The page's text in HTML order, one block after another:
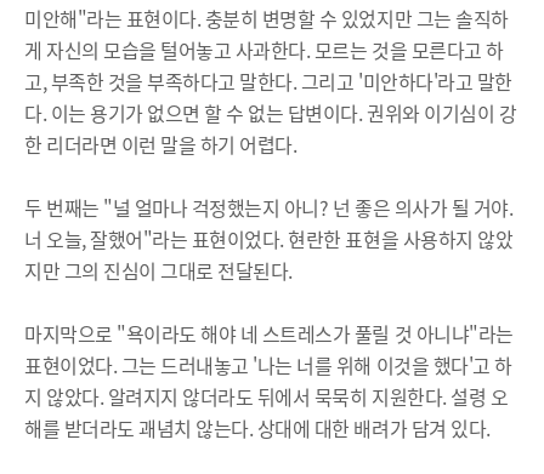
미안해"라는 표현이다. 충분히 변명할 수 있었지만 그는 솔직하
게 자신의 모습을 털어놓고 사과한다. 모르는 것을 모른다고 하
고, 부족한 것을 부족하다고 말한다. 그리고 '미안하다'라고 말한
다. 이는 용기가 없으면 할 수 없는 답변이다. 권위와 이기심이 강
한 리더라면 이런 말을 하기 어렵다.
두 번째는 "널 얼마나 걱정했는지 아니? 넌 좋은 의사가 될 거야.
너 오늘, 잘했어"라는 표현이었다. 현란한 표현을 사용하지 않았
지만 그의 진심이 그대로 전달된다.
마지막으로 "욕이라도 해야 네 스트레스가 풀릴 것 아니냐"라는
표현이었다. 그는 드러내놓고 '나는 너를 위해 이것을 했다'고 하
지 않았다. 알려지지 않더라도 뒤에서 묵묵히 지원한다. 설령 오
해를 받더라도 괘념치 않는다. 상대에 대한 배려가 담겨 있다.